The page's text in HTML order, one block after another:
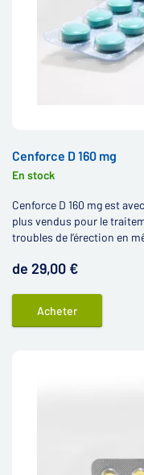
Cenforce D 160 mg
En stock
Cenforce D 160 mg est
plus vendus pour le
troubles de l’érection en
de 29,00 €
Acheter